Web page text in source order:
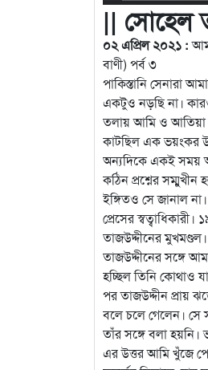
|| সোহেল
০২ এপ্রিল ২০২১ :
বাণী) পর্ব ৩
পাকিস্তানি সেনারা
একটুও নড়ছি না।
তলায় আমি ও আতিয়া
কাটছিল এক ভয়ংকর
অন্যদিকে একই সময়
কঠিন প্রশ্নের
ইঙ্গিতও সে জানাল
প্রেসের
তাজউদ্দীনের
তাজউদ্দীনের সঙ্গে
হচ্ছিল তিনি কোথাও
পর তাজউদ্দীন প্রায়
বলে চলে গেলেন। সে
তাঁর সঙ্গে বলা
এর উত্তর আমি খুঁজে